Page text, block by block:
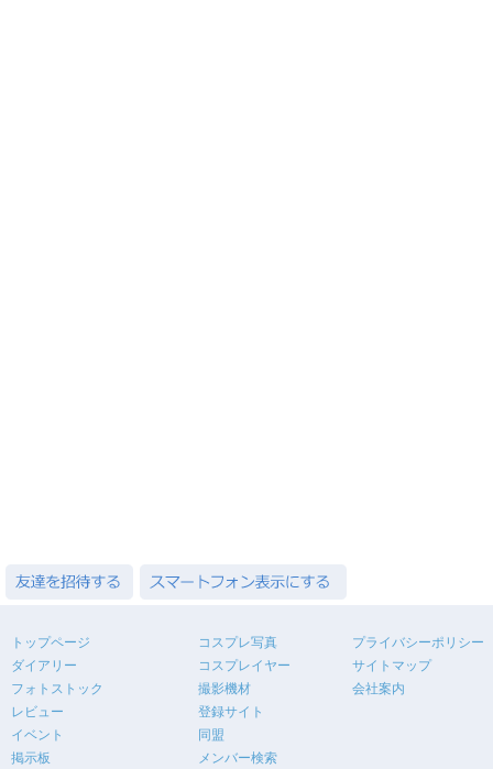
トップページ
ダイアリー
フォトストック
レビュー
イベント
掲示板
コスプレ写真
コスプレイヤー
撮影機材
登録サイト
同盟
メンバー検索
プライバシーポリシー
サイトマップ
会社案内